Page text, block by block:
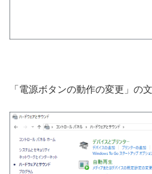
「電源ボタンの動作の変更」の